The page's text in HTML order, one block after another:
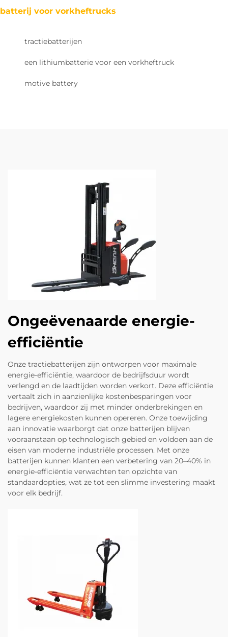
batterij voor vorkheftrucks
tractiebatterijen
een lithiumbatterie voor een vorkheftruck
motive battery
Ongeëvenaarde energie-
efficiëntie
Onze tractiebatterijen zijn ontworpen voor maximale
energie-efficiëntie, waardoor de bedrijfsduur wordt
verlengd en de laadtijden worden verkort. Deze efficiëntie
vertaalt zich in aanzienlijke kostenbesparingen voor
bedrijven, waardoor zij met minder onderbrekingen en
lagere energiekosten kunnen opereren. Onze toewijding
aan innovatie waarborgt dat onze batterijen blijven
vooraanstaan op technologisch gebied en voldoen aan de
eisen van moderne industriële processen. Met onze
batterijen kunnen klanten een verbetering van 20–40% in
energie-efficiëntie verwachten ten opzichte van
standaardopties, wat ze tot een slimme investering maakt
voor elk bedrijf.